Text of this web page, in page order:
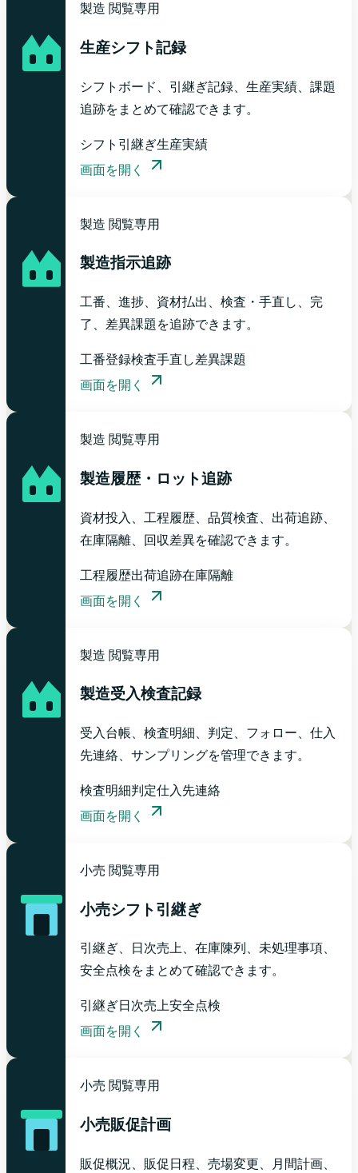
製造 閲覧専用
生産シフト記録
シフトボード、引継ぎ記録、生産実績、課題
追跡をまとめて確認できます。
シフト 引継ぎ生産実績
画面を開く
製造 閲覧専用
製造指示追跡
工番、進捗、資材払出、検査・手直し、完
了、差異課題を追跡できます。
工番登録検査手直し差異課題
画面を開く
製造 閲覧専用
製造履歴・ロット追跡
資材投入、工程履歴、品質検査、出荷追跡、
在庫隔離、回収差異を確認できます。
工程履歴出荷追跡在庫隔離
画面を開く
製造 閲覧専用
製造受入検査記録
受入台帳、検査明細、判定、フォロー、仕入
先連絡、サンプリングを管理できます。
検査明細判定仕入先連絡
画面を開く
小売 閲覧専用
小売シフト引継ぎ
引継ぎ、日次売上、在庫陳列、未処理事項、
安全点検をまとめて確認できます。
引継ぎ日次売上安全点検
画面を開く
小売 閲覧専用
小売販促計画
販促概況、販促日程、売場変更、月間計画、